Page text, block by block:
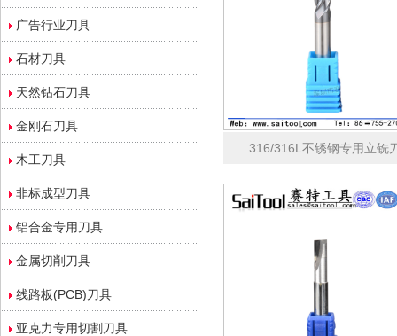
广告行业刀具
石材刀具
天然钻石刀具
金刚石刀具
木工刀具
非标成型刀具
铝合金专用刀具
金属切削刀具
线路板(PCB)刀具
亚克力专用切割刀具
316/316L不锈钢专用立铣